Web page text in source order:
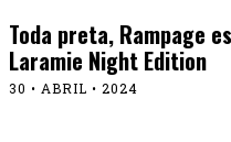
Toda preta, Rampage
Laramie Night Edition
30 • ABRIL • 2024